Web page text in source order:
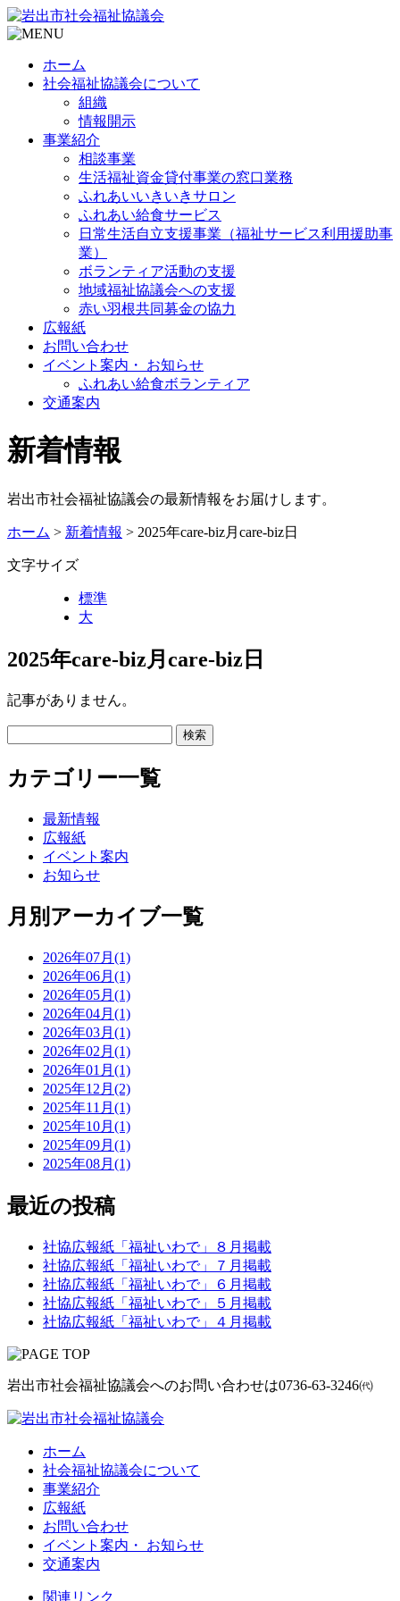
ホーム
社会福祉協議会について
組織
情報開示
事業紹介
相談事業
生活福祉資金貸付事業の窓口業務
ふれあいいきいきサロン
ふれあい給食サービス
日常生活自立支援事業（福祉サービス利用援助事
業）
ボランティア活動の支援
地域福祉協議会への支援
赤い羽根共同募金の協力
広報紙
お問い合わせ
イベント案内・ お知らせ
ふれあい給食ボランティア
交通案内
新着情報
岩出市社会福祉協議会の最新情報をお届けします。
ホーム > 新着情報 > 2025年care-biz月care-biz日
文字サイズ
標準
大
2025年care-biz月care-biz日
記事がありません。
カテゴリー一覧
最新情報
広報紙
イベント案内
お知らせ
月別アーカイブ一覧
2026年07月(1)
2026年06月(1)
2026年05月(1)
2026年04月(1)
2026年03月(1)
2026年02月(1)
2026年01月(1)
2025年12月(2)
2025年11月(1)
2025年10月(1)
2025年09月(1)
2025年08月(1)
最近の投稿
社協広報紙「福祉いわで」８月掲載
社協広報紙「福祉いわで」７月掲載
社協広報紙「福祉いわで」６月掲載
社協広報紙「福祉いわで」５月掲載
社協広報紙「福祉いわで」４月掲載
岩出市社会福祉協議会へのお問い合わせは0736-63-3246㈹
ホーム
社会福祉協議会について
事業紹介
広報紙
お問い合わせ
イベント案内・ お知らせ
交通案内
関連リンク